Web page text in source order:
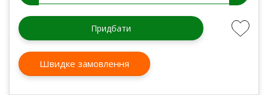
Придбати
Швидке замовлення